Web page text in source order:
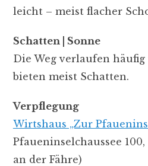
leicht – meist flacher
Schatten | Sonne
Die Weg verlaufen
bieten meist Schatten.
Verpflegung
Wirtshaus „Zur
Pfaueninselchaussee
an der Fähre)